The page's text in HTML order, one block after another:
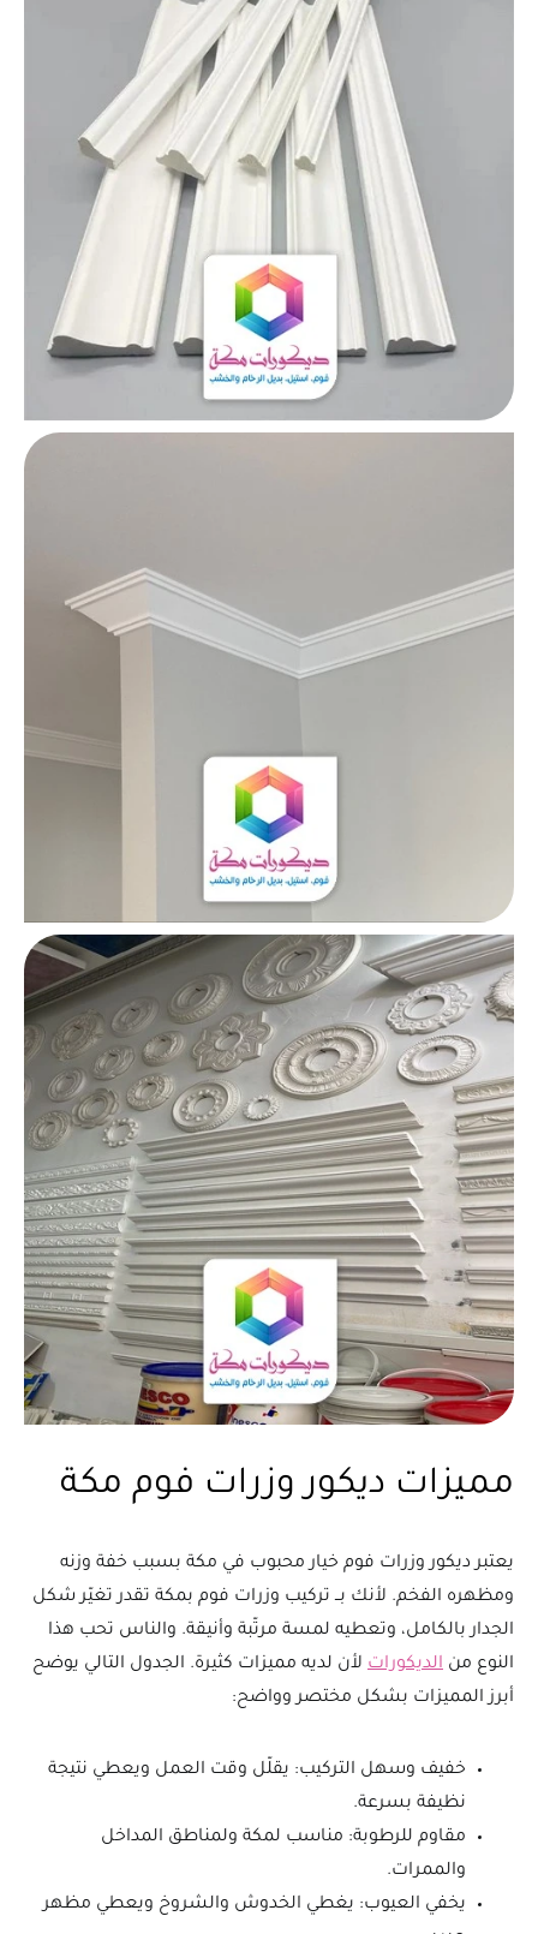
مميزات ديكور وزرات فوم مكة
يعتبر ديكور وزرات فوم خيار محبوب في مكة بسبب خفة وزنه
ومظهره الفخم. لأنك بــ تركيب وزرات فوم بمكة تقدر تغيّر شكل
الجدار بالكامل، وتعطيه لمسة مرتّبة وأنيقة. والناس تحب هذا
النوع من الديكورات لأن لديه مميزات كثيرة. الجدول التالي يوضح
أبرز المميزات بشكل مختصر وواضح:
خفيف وسهل التركيب: يقلّل وقت العمل ويعطي نتيجة
نظيفة بسرعة.
مقاوم للرطوبة: مناسب لمكة ولمناطق المداخل
والممرات.
يخفي العيوب: يغطي الخدوش والشروخ ويعطي مظهر